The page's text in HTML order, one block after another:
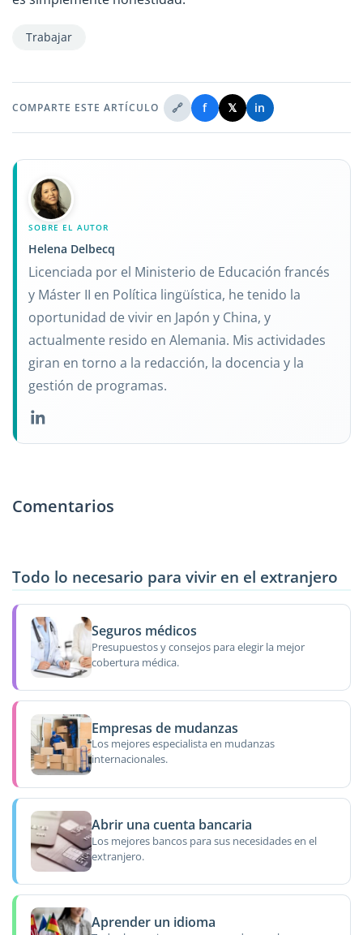
Trabajar
COMPARTE ESTE ARTÍCULO 🔗 f 𝕏 in
SOBRE EL AUTOR
Helena Delbecq
Licenciada por el Ministerio de Educación francés
y Máster II en Política lingüística, he tenido la
oportunidad de vivir en Japón y China, y
actualmente resido en Alemania. Mis actividades
giran en torno a la redacción, la docencia y la
gestión de programas.
Comentarios
Todo lo necesario para vivir en el extranjero
Seguros médicos
Presupuestos y consejos para elegir la mejor
cobertura médica.
Empresas de mudanzas
Los mejores especialista en mudanzas
internacionales.
Abrir una cuenta bancaria
Los mejores bancos para sus necesidades en el
extranjero.
Aprender un idioma